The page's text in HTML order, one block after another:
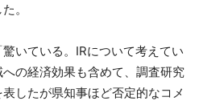
。
いている。IRについて考えてい
の経済効果も含めて、調査研究
したが県知事ほど否定的なコメ